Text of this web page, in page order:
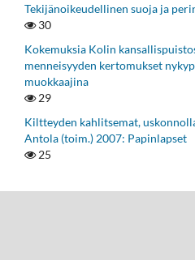
Tekijänoikeudellinen suoja ja
30
Kokemuksia Kolin
menneisyyden kertomukset
muokkaajina
29
Kiltteyden kahlitsemat,
Antola (toim.) 2007: Papinlapset
25